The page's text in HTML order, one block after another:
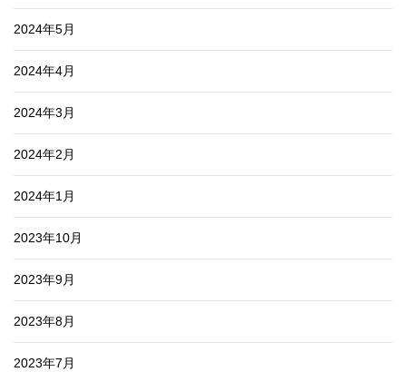
2024年5月
2024年4月
2024年3月
2024年2月
2024年1月
2023年10月
2023年9月
2023年8月
2023年7月